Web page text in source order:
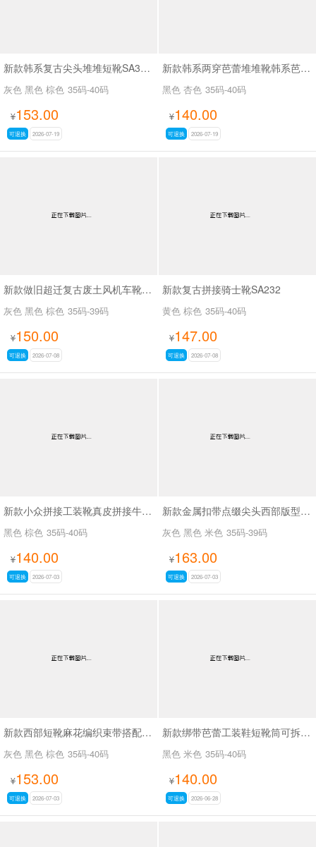
新款韩系复古尖头堆堆短靴SA3050-2
灰色 黑色 棕色 35码-40码
¥153.00
可退换 2026-07-19
新款韩系两穿芭蕾堆堆靴韩系芭蕾两穿靴SA3030
黑色 杏色 35码-40码
¥140.00
可退换 2026-07-19
新款做旧超迁复古废土风机车靴SA8036
灰色 黑色 棕色 35码-39码
¥150.00
可退换 2026-07-08
新款复古拼接骑士靴SA232
黄色 棕色 35码-40码
¥147.00
可退换 2026-07-08
新款小众拼接工装靴真皮拼接牛仔布SA111
黑色 棕色 35码-40码
¥140.00
可退换 2026-07-03
新款金属扣带点缀尖头西部版型废土风尖头长靴SA8034
灰色 黑色 米色 35码-39码
¥163.00
可退换 2026-07-03
新款西部短靴麻花编织束带搭配金属扣SA8035
灰色 黑色 棕色 35码-40码
¥153.00
可退换 2026-07-03
新款绑带芭蕾工装鞋短靴筒可拆SA8031
黑色 米色 35码-40码
¥140.00
可退换 2026-06-28